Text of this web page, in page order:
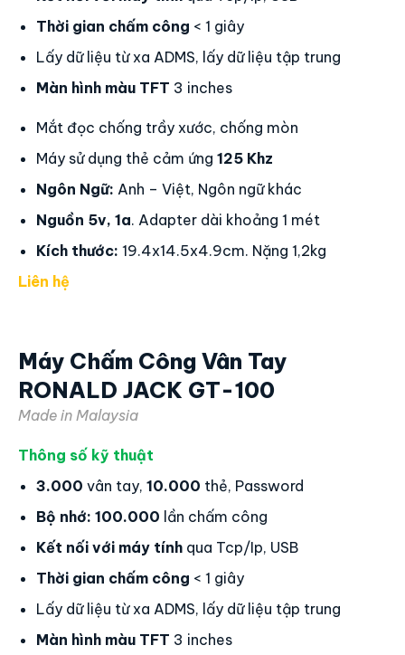
Thời gian chấm công < 1 giây
Lấy dữ liệu từ xa ADMS, lấy dữ liệu tập trung
Màn hình màu TFT 3 inches
Mắt đọc chống trầy xước, chống mòn
Máy sử dụng thẻ cảm ứng 125 Khz
Ngôn Ngữ: Anh – Việt, Ngôn ngữ khác
Nguồn 5v, 1a. Adapter dài khoảng 1 mét
Kích thước: 19.4x14.5x4.9cm. Nặng 1,2kg
Liên hệ
Máy Chấm Công Vân Tay
RONALD JACK GT-100
Made in Malaysia